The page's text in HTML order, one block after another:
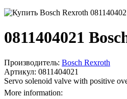
0811404021
Производитель: Bosch Rexroth
Артикул: 0811404021
Servo solenoid valve with positive
More information: